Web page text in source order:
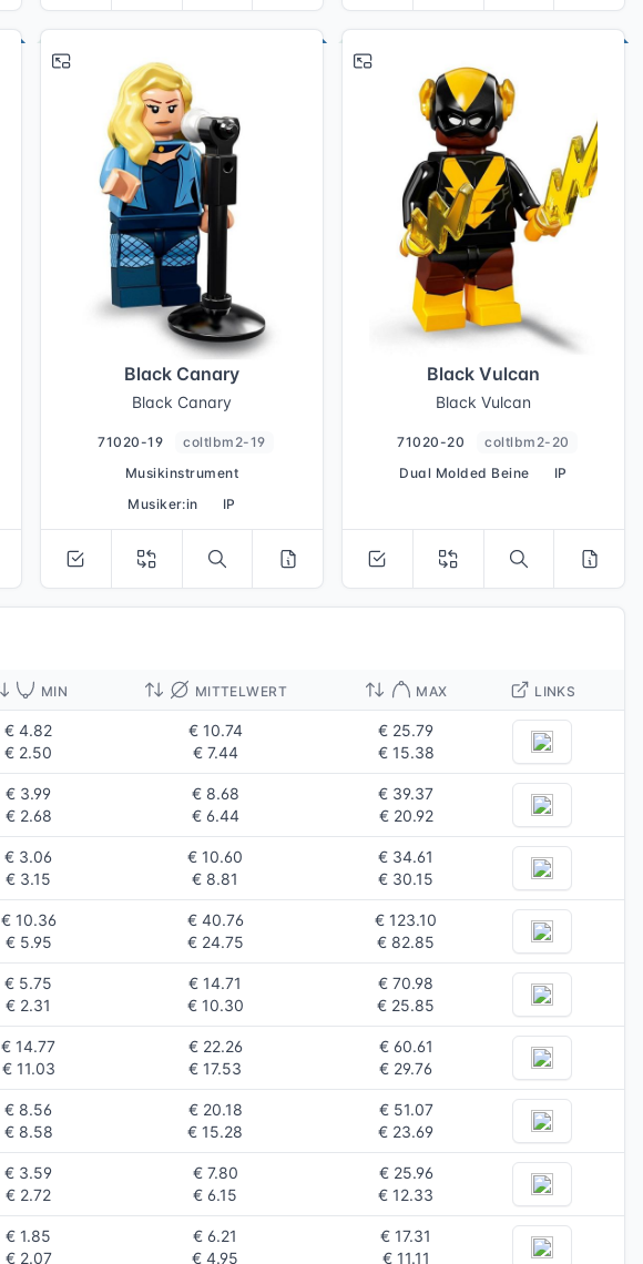
Black Canary
Black Canary
71020-19
coltlbm2-19
Musikinstrument
Musiker:in
IP
Black Vulcan
Black Vulcan
71020-20
coltlbm2-20
Dual Molded Beine
IP
MIN MITTELWERT MAX LINKS
€ 4.82
€ 2.50
€ 10.74
€ 7.44
€ 25.79
€ 15.38
€ 3.99
€ 2.68
€ 8.68
€ 6.44
€ 39.37
€ 20.92
€ 3.06
€ 3.15
€ 10.60
€ 8.81
€ 34.61
€ 30.15
€ 10.36
€ 5.95
€ 40.76
€ 24.75
€ 123.10
€ 82.85
€ 5.75
€ 2.31
€ 14.71
€ 10.30
€ 70.98
€ 25.85
€ 14.77
€ 11.03
€ 22.26
€ 17.53
€ 60.61
€ 29.76
€ 8.56
€ 8.58
€ 20.18
€ 15.28
€ 51.07
€ 23.69
€ 3.59
€ 2.72
€ 7.80
€ 6.15
€ 25.96
€ 12.33
€ 1.85
€ 2.07
€ 6.21
€ 4.95
€ 17.31
€ 11.11